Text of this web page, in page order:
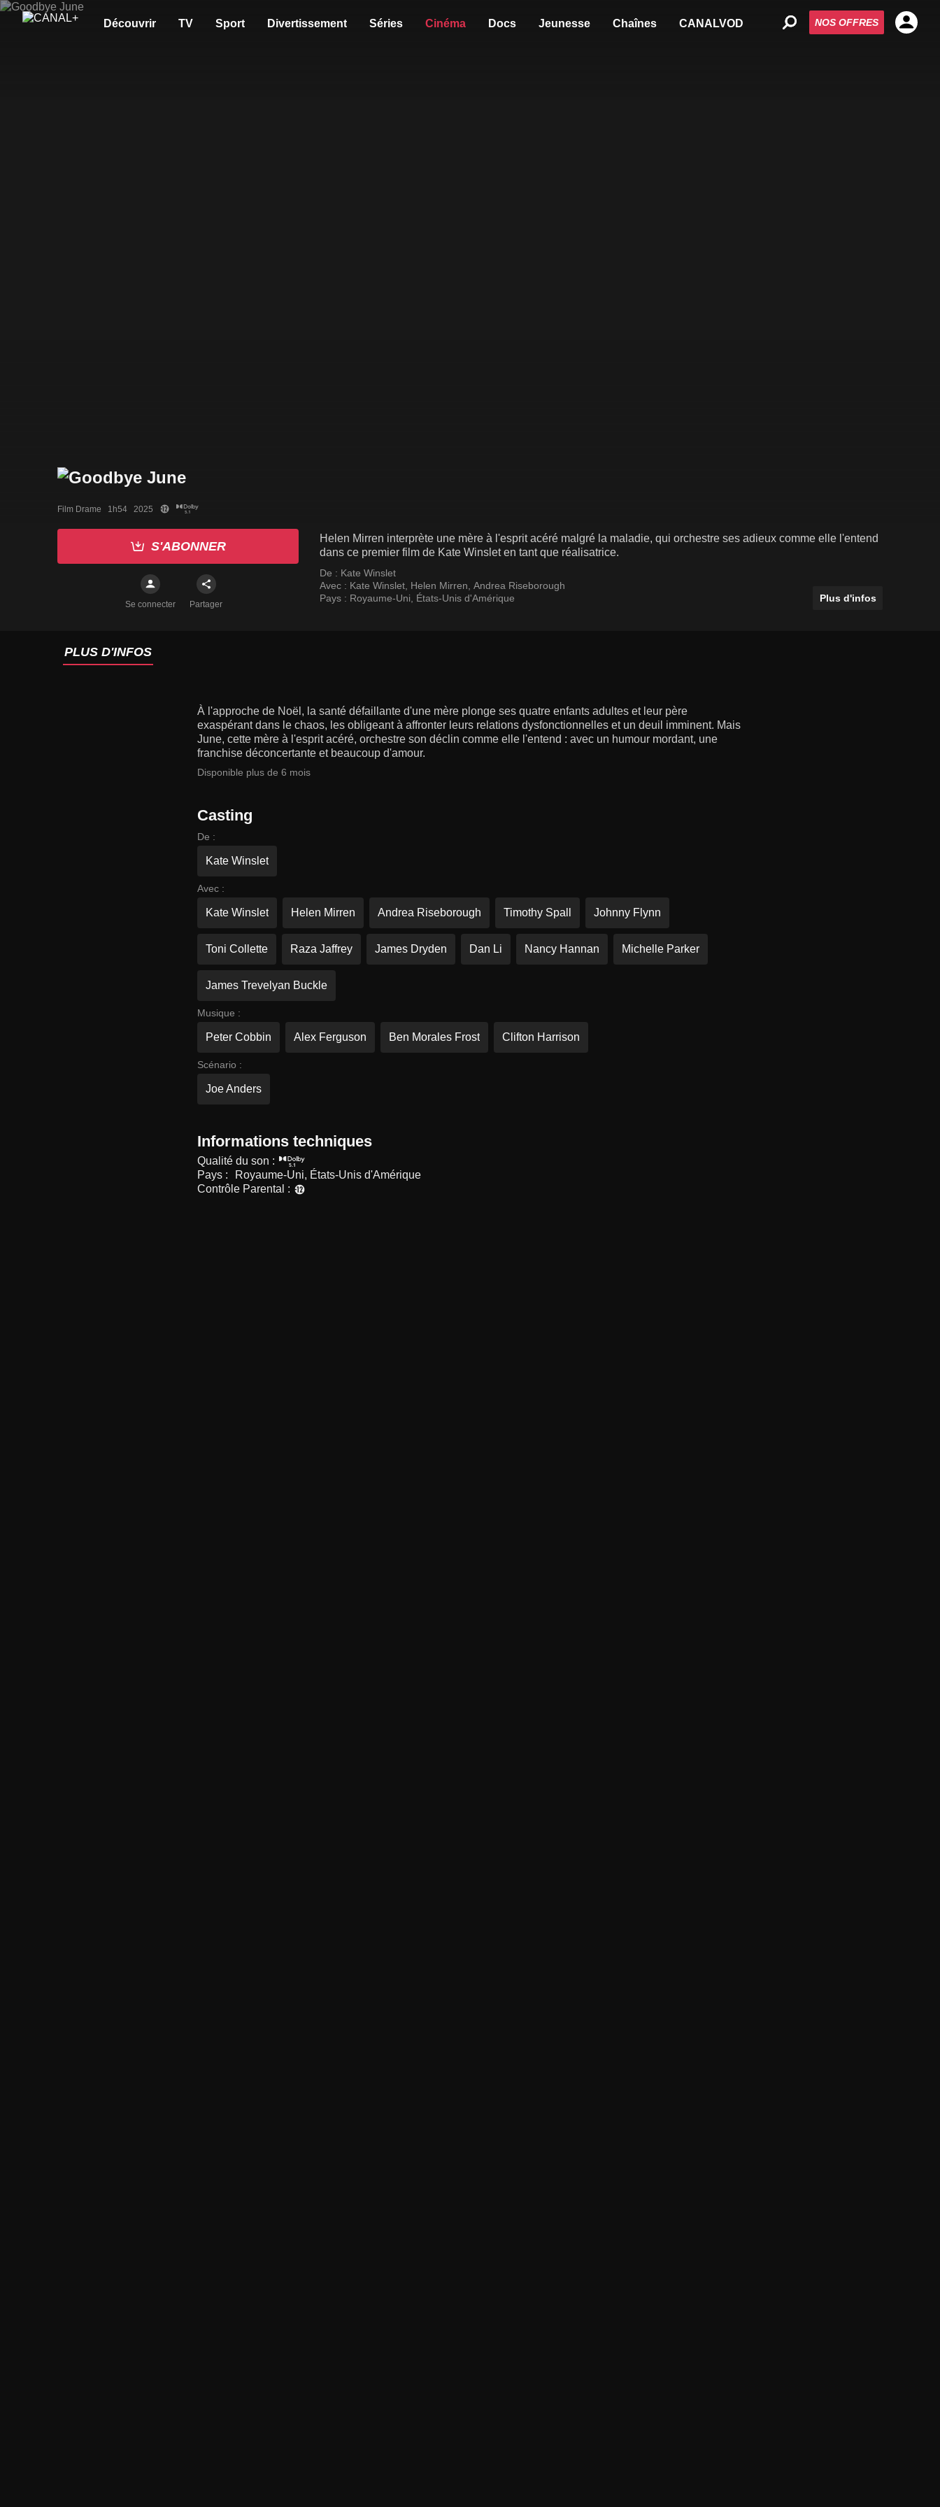
Découvrir TV Sport Divertissement Séries Cinéma Docs Jeunesse Chaînes CANALVOD NOS OFFRES
Film Drame   1h54   2025
S'ABONNER
Se connecter Partager
Helen Mirren interprète une mère à l'esprit acéré malgré la maladie, qui orchestre ses adieux comme elle l'entend
dans ce premier film de Kate Winslet en tant que réalisatrice.
De : Kate Winslet
Avec : Kate Winslet Helen Mirren Andrea Riseborough
Pays : Royaume-Uni États-Unis d'Amérique Plus d'infos
PLUS D'INFOS
À l'approche de Noël, la santé défaillante d'une mère plonge ses quatre enfants adultes et leur père
exaspérant dans le chaos, les obligeant à affronter leurs relations dysfonctionnelles et un deuil imminent. Mais
June, cette mère à l'esprit acéré, orchestre son déclin comme elle l'entend : avec un humour mordant, une
franchise déconcertante et beaucoup d'amour.
Disponible plus de 6 mois
Casting
De :
Kate Winslet
Avec :
Kate Winslet Helen Mirren Andrea Riseborough Timothy Spall Johnny Flynn
Toni Collette Raza Jaffrey James Dryden Dan Li Nancy Hannan Michelle Parker
James Trevelyan Buckle
Musique :
Peter Cobbin Alex Ferguson Ben Morales Frost Clifton Harrison
Scénario :
Joe Anders
Informations techniques
Qualité du son :
Pays :
Royaume-Uni, États-Unis d'Amérique
Contrôle Parental :